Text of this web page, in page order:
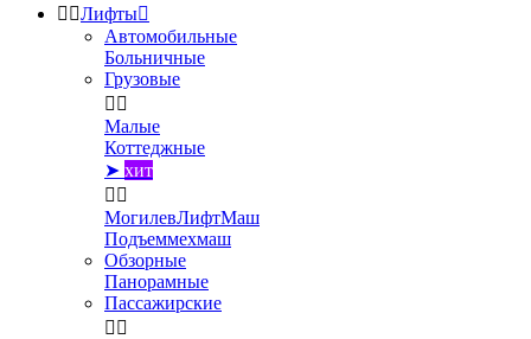
 Лифты
Автомобильные
Больничные
Грузовые
 
Малые
Коттеджные
➤ хит
 
МогилевЛифтМаш
Подъеммехмаш
Обзорные
Панорамные
Пассажирские
 